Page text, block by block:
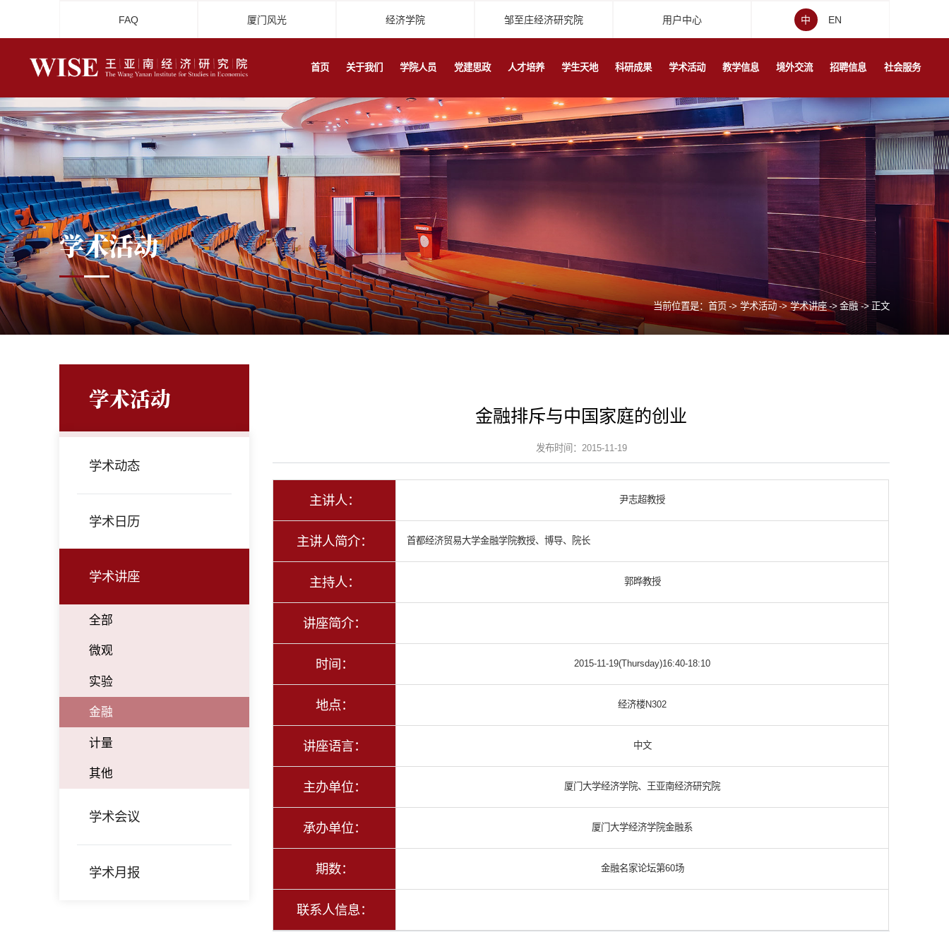
FAQ 厦门风光 经济学院 邹至庄经济研究院 用户中心 中 EN
首页 关于我们 学院人员 党建思政 人才培养 学生天地 科研成果 学术活动 教学信息 境外交流 招聘信息 社会服务
学术活动
当前位置是：首页 -> 学术活动 -> 学术讲座 -> 金融 -> 正文
学术活动
学术动态
学术日历
学术讲座
全部
微观
实验
金融
计量
其他
学术会议
学术月报
金融排斥与中国家庭的创业
发布时间：2015-11-19
主讲人： 尹志超教授
主讲人简介： 首都经济贸易大学金融学院教授、博导、院长
主持人： 郭晔教授
讲座简介：
时间： 2015-11-19(Thursday)16:40-18:10
地点： 经济楼N302
讲座语言： 中文
主办单位： 厦门大学经济学院、王亚南经济研究院
承办单位： 厦门大学经济学院金融系
期数： 金融名家论坛第60场
联系人信息：